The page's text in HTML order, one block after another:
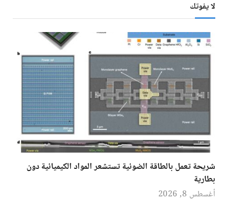
لا يفوتك
شريحة تعمل بالطاقة الضوئية تستشعر المواد الكيميائية دون
بطارية
أغسطس 8, 2026